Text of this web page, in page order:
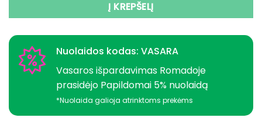
Į KREPŠELĮ
Nuolaidos kodas: VASARA
Vasaros išpardavimas Romadoje
prasidėjo Papildomai 5% nuolaidą
*Nuolaida galioja atrinktoms prekėms